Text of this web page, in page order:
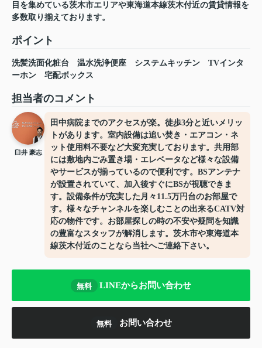
目を集めている茨木市エリアや東海道本線茨木付近の賃貸情報を
多数取り揃えております。
ポイント
洗髪洗面化粧台 温水洗浄便座 システムキッチン
TVインタ
ーホン
宅配ボックス
担当者のコメント
臼井 豪志
田中病院までのアクセスが楽。徒歩3分と近いメリッ
トがあります。室内設備は追い焚き・エアコン・ネ
ット使用料不要など大変充実しております。共用部
には敷地内ごみ置き場・エレベータなど様々な設備
やサービスが揃っているので便利です。BSアンテナ
が設置されていて、加入後すぐにBSが視聴できま
す。設備条件が充実した月々11.5万円台のお部屋で
す。様々なチャンネルを楽しむことの出来るCATV対
応の物件です。お部屋探しの時の不安や疑問を知識
の豊富なスタッフが解消します。茨木市や東海道本
線茨木付近のことなら当社へご連絡下さい。
無料 LINEからお問い合わせ
無料 お問い合わせ